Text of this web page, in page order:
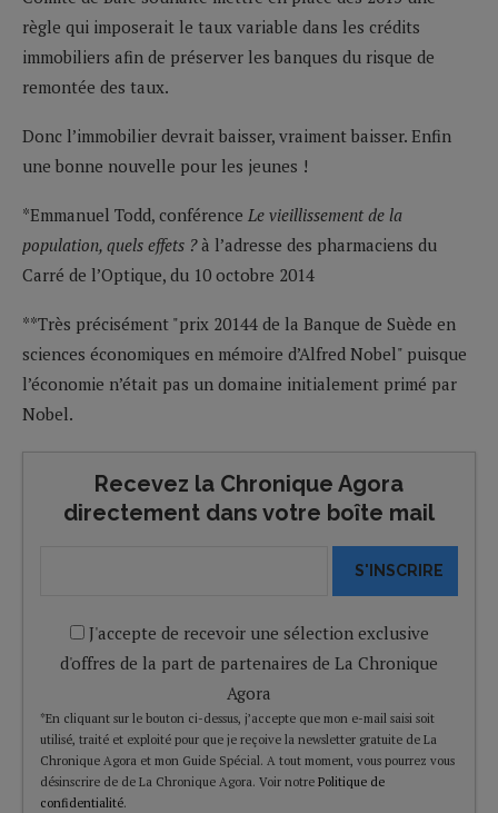
règle qui imposerait le taux variable dans les crédits
immobiliers afin de préserver les banques du risque de
remontée des taux.
Donc l’immobilier devrait baisser, vraiment baisser. Enfin
une bonne nouvelle pour les jeunes !
*Emmanuel Todd, conférence Le vieillissement de la
population, quels effets ?à l’adresse des pharmaciens du
Carré de l’Optique, du 10 octobre 2014
**Très précisément "prix 20144 de la Banque de Suède en
sciences économiques en mémoire d’Alfred Nobel" puisque
l’économie n’était pas un domaine initialement primé par
Nobel.
Recevez la Chronique Agora
directement dans votre boîte mail
S'INSCRIRE
J'accepte de recevoir une sélection exclusive
d'offres de la part de partenaires de La Chronique
Agora
*En cliquant sur le bouton ci-dessus, j’accepte que mon e-mail saisi soit
utilisé, traité et exploité pour que je reçoive la newsletter gratuite de La
Chronique Agora et mon Guide Spécial. A tout moment, vous pourrez vous
désinscrire de de La Chronique Agora. Voir notre Politique de
confidentialité.